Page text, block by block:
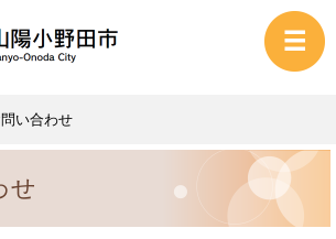
い合わせ
せ